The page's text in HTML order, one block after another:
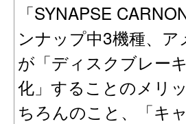
「SYNAPSE
ンナップ中3機種、
が「ディスクブレー
化」することのメリ
ちろんのこと、「キ